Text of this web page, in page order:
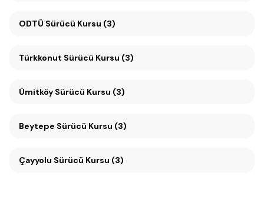
ODTÜ Sürücü Kursu (3)
Türkkonut Sürücü Kursu (3)
Ümitköy Sürücü Kursu (3)
Beytepe Sürücü Kursu (3)
Çayyolu Sürücü Kursu (3)